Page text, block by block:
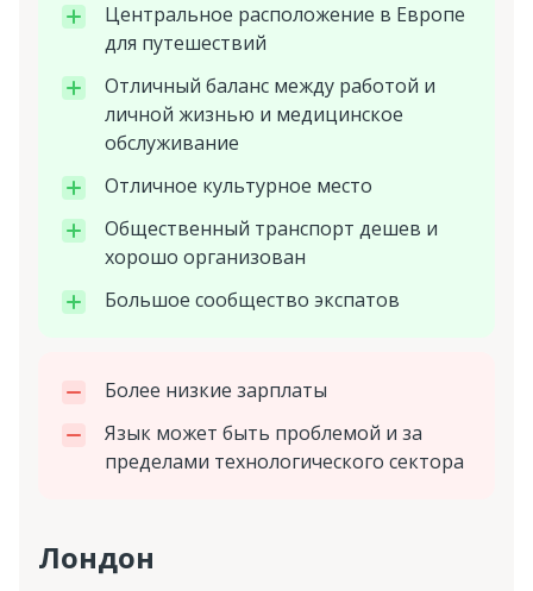
Центральное расположение в Европе
для путешествий
Отличный баланс между работой и
личной жизнью и медицинское
обслуживание
Отличное культурное место
Общественный транспорт дешев и
хорошо организован
Большое сообщество экспатов
Более низкие зарплаты
Язык может быть проблемой и за
пределами технологического сектора
Лондон